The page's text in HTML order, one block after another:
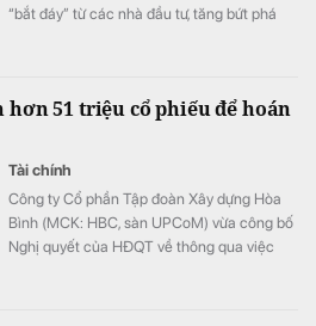
“bắt đáy” từ các nhà đầu tư, tăng bứt phá
hơn 51 triệu cổ phiếu để hoán
Tài chính
Công ty Cổ phần Tập đoàn Xây dựng Hòa
Bình (MCK: HBC, sàn UPCoM) vừa công bố
Nghị quyết của HĐQT về thông qua việc